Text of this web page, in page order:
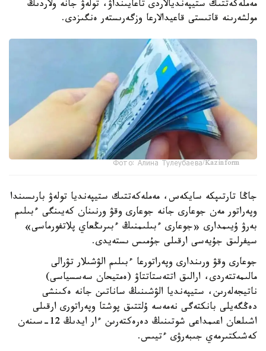
مەملەكەتتىك ستيپەنديالاردى تاعايىنداۋ، تولەۋ جانە ولاردىڭ
مولشەرىنە قاتىستى قاعيدالارعا وزگەرىستەر ەنگىزدى.
Фото: Алина Тулеубаева/Kazinform
جاڭا تارتىپكە سايكەس، مەملەكەتتىك ستيپەنديا تولەۋ بارىسىندا
وپەراتور مەن جوعارى جانە جوعارى وقۋ ورنىنان كەيىنگى ءبىلىم
بەرۋ ۇيىمدارى «جوعارى ءبىلىمنىڭ ءبىرىڭعاي پلاتفورماسى»
سيفرلىق جۇيەسى ارقىلى جۇمىس ىستەيدى.
جوعارى وقۋ ورىندارى وپەراتورعا ءبىلىم الۋشىلار تۋرالى
مالىمەتتەردى، ارالىق اتتەستاتتاۋ (ەمتيحان سەسسياسى)
ناتيجەلەرىن، ستيپەنديا الۋشىنىڭ ساناتىن جانە ەكىنشى
دەڭگەيلى بانكتەگى نەمەسە ۇلتتىق پوشتا وپەراتورى ارقىلى
اشىلعان اعىمداعى شوتىنىڭ دەرەكتەرىن ءار ايدىڭ 12-سىنەن
كەشىكتىرمەي جىبەرۋى ءتيىس.